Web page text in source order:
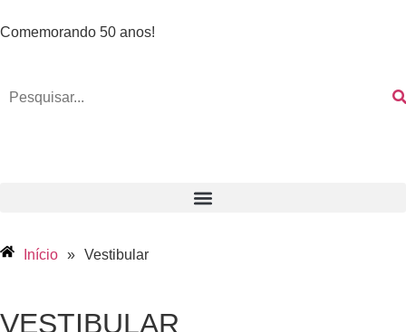
Comemorando 50 anos!
Início » Vestibular
VESTIBULAR